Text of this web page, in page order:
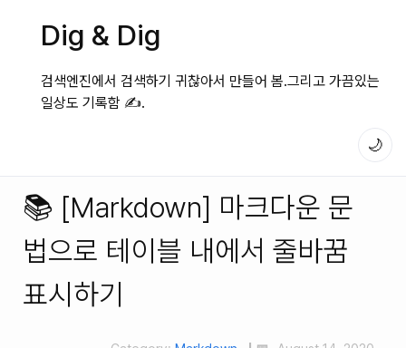
Dig & Dig
검색엔진에서 검색하기 귀찮아서 만들어 봄.그리고 가끔있는
일상도 기록함 ✍️.
🌙
📚 [Markdown] 마크다운 문
법으로 테이블 내에서 줄바꿈
표시하기